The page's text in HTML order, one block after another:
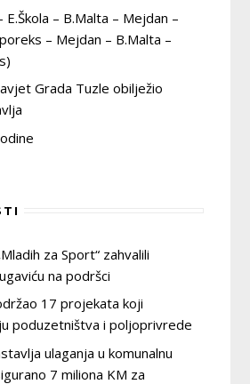
E.Škola – B.Malta – Mejdan –
– Mejdan – B.Malta –
Grada Tuzle obilježio
za Sport“ zahvalili
na podršci
17 projekata koji
poduzetništva i poljoprivrede
ulaganja u komunalnu
7 miliona KM za